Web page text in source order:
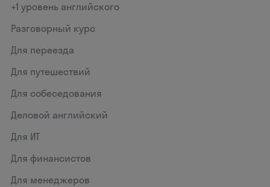
+1 уровень английского
Разговорный курс
Для переезда
Для путешествий
Для собеседования
Деловой английский
Для ИТ
Для финансистов
Для менеджеров